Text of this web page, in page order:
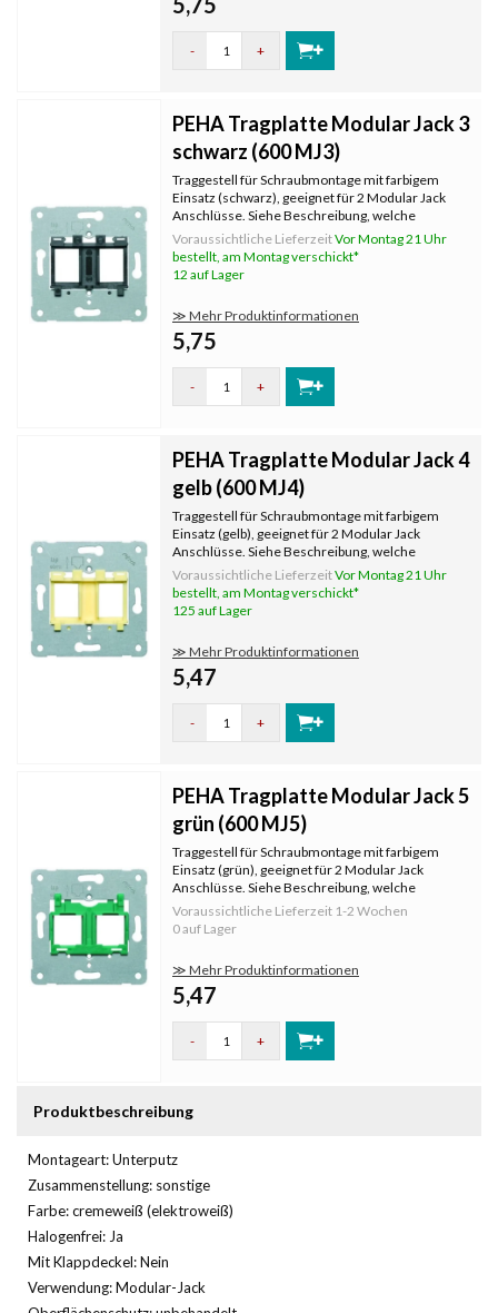
- +
PEHA Tragplatte Modular Jack 3
schwarz (600 MJ3)
Traggestell für Schraubmontage mit farbigem
Einsatz (schwarz), geeignet für 2 Modular Jack
Anschlüsse. Siehe Beschreibung, welche
Hersteller und Typen von Steckern passen.
Voraussichtliche LieferzeitVor Montag 21 Uhr
bestellt, am Montag verschickt*
12 auf Lager
≫ Mehr Produktinformationen
5,75
- +
PEHA Tragplatte Modular Jack 4
gelb (600 MJ4)
Traggestell für Schraubmontage mit farbigem
Einsatz (gelb), geeignet für 2 Modular Jack
Anschlüsse. Siehe Beschreibung, welche
Hersteller und Typen von Steckern passen.
Voraussichtliche LieferzeitVor Montag 21 Uhr
bestellt, am Montag verschickt*
125 auf Lager
≫ Mehr Produktinformationen
5,47
- +
PEHA Tragplatte Modular Jack 5
grün (600 MJ5)
Traggestell für Schraubmontage mit farbigem
Einsatz (grün), geeignet für 2 Modular Jack
Anschlüsse. Siehe Beschreibung, welche
Hersteller und Typen von Steckern passen.
Voraussichtliche Lieferzeit 1-2 Wochen
0 auf Lager
≫ Mehr Produktinformationen
5,47
- +
Produktbeschreibung
Montageart: Unterputz
Zusammenstellung: sonstige
Farbe: cremeweiß (elektroweiß)
Halogenfrei: Ja
Mit Klappdeckel: Nein
Verwendung: Modular-Jack